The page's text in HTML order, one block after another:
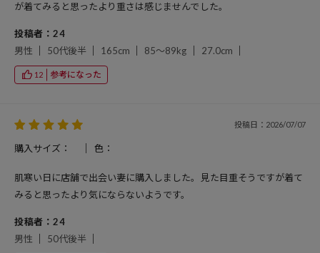
が着てみると思ったより重さは感じませんでした。
投稿者：24
男性
50代後半 165cm 85～89kg 27.0cm
12 参考になった
投稿日：2026/07/07
購入サイズ： 色：
肌寒い日に店舗で出会い妻に購入しました。見た目重そうですが着て
みると思ったより気にならないようです。
投稿者：24
男性
50代後半